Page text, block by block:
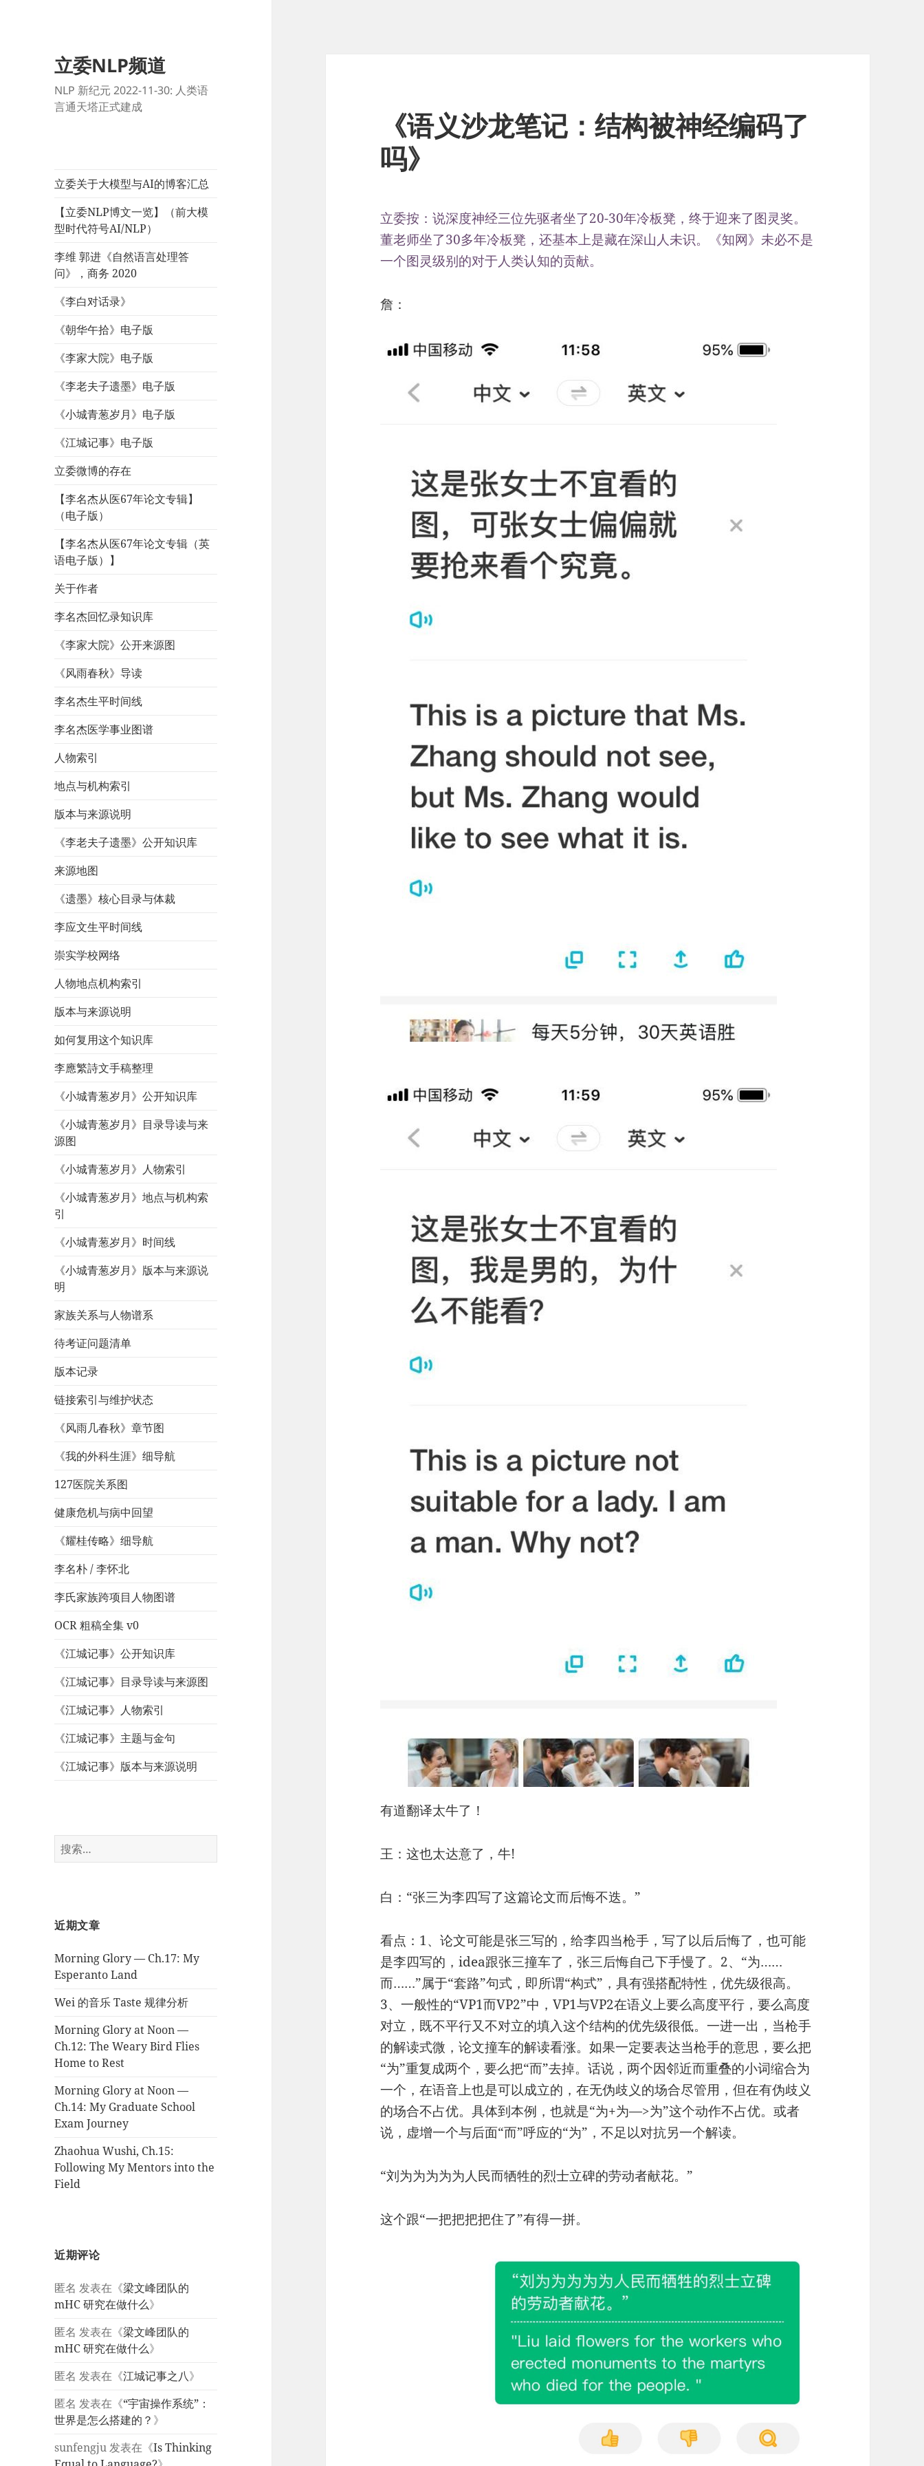
立委NLP频道
NLP 新纪元 2022-11-30: 人类语
言通天塔正式建成
立委关于大模型与AI的博客汇总
【立委NLP博文一览】（前大模
型时代符号AI/NLP）
李维 郭进《自然语言处理答
问》，商务 2020
《李白对话录》
《朝华午拾》电子版
《李家大院》电子版
《李老夫子遗墨》电子版
《小城青葱岁月》电子版
《江城记事》电子版
立委微博的存在
【李名杰从医67年论文专辑】
（电子版）
【李名杰从医67年论文专辑（英
语电子版）】
关于作者
李名杰回忆录知识库
《李家大院》公开来源图
《风雨春秋》导读
李名杰生平时间线
李名杰医学事业图谱
人物索引
地点与机构索引
版本与来源说明
《李老夫子遗墨》公开知识库
来源地图
《遗墨》核心目录与体裁
李应文生平时间线
崇实学校网络
人物地点机构索引
版本与来源说明
如何复用这个知识库
李應繁詩文手稿整理
《小城青葱岁月》公开知识库
《小城青葱岁月》目录导读与来
源图
《小城青葱岁月》人物索引
《小城青葱岁月》地点与机构索
引
《小城青葱岁月》时间线
《小城青葱岁月》版本与来源说
明
家族关系与人物谱系
待考证问题清单
版本记录
链接索引与维护状态
《风雨几春秋》章节图
《我的外科生涯》细导航
127医院关系图
健康危机与病中回望
《耀桂传略》细导航
李名朴 / 李怀北
李氏家族跨项目人物图谱
OCR 粗稿全集 v0
《江城记事》公开知识库
《江城记事》目录导读与来源图
《江城记事》人物索引
《江城记事》主题与金句
《江城记事》版本与来源说明
搜
索：
近期文章
Morning Glory — Ch.17: My
Esperanto Land
Wei 的音乐 Taste 规律分析
Morning Glory at Noon —
Ch.12: The Weary Bird Flies
Home to Rest
Morning Glory at Noon —
Ch.14: My Graduate School
Exam Journey
Zhaohua Wushi, Ch.15:
Following My Mentors into the
Field
近期评论
匿名 发表在《梁文峰团队的
mHC 研究在做什么》
匿名 发表在《梁文峰团队的
mHC 研究在做什么》
匿名 发表在《江城记事之八》
匿名 发表在《“宇宙操作系统”：
世界是怎么搭建的？ 》
sunfengju发表在《Is Thinking
《语义沙龙笔记：结构被神经编码了
吗》
立委按：说深度神经三位先驱者坐了20-30年冷板凳，终于迎来了图灵奖。
董老师坐了30多年冷板凳，还基本上是藏在深山人未识。《知网》未必不是
一个图灵级别的对于人类认知的贡献。
詹：
有道翻译太牛了！
王：这也太达意了，牛!
白：“张三为李四写了这篇论文而后悔不迭。”
看点：1、论文可能是张三写的，给李四当枪手，写了以后后悔了，也可能
是李四写的，idea跟张三撞车了，张三后悔自己下手慢了。2、“为……
而……”属于“套路”句式，即所谓“构式”，具有强搭配特性，优先级很高。
3、一般性的“VP1而VP2”中，VP1与VP2在语义上要么高度平行，要么高度
对立，既不平行又不对立的填入这个结构的优先级很低。一进一出，当枪手
的解读式微，论文撞车的解读看涨。如果一定要表达当枪手的意思，要么把
“为”重复成两个，要么把“而”去掉。话说，两个因邻近而重叠的小词缩合为
一个，在语音上也是可以成立的，在无伪歧义的场合尽管用，但在有伪歧义
的场合不占优。具体到本例，也就是“为+为—>为”这个动作不占优。或者
说，虚增一个与后面“而”呼应的“为”，不足以对抗另一个解读。
“刘为为为为为人民而牺牲的烈士立碑的劳动者献花。”
这个跟“一把把把把住了”有得一拼。